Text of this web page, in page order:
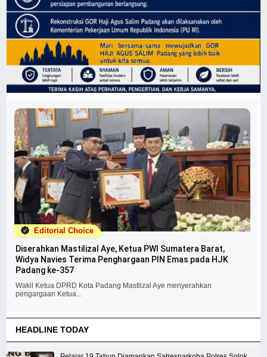
Editorial Choice
Diserahkan Mastilizal Aye, Ketua PWI Sumatera Barat,
Widya Navies Terima Penghargaan PIN Emas pada HJK
Padang ke-357
Wakil Ketua DPRD Kota Padang Mastlizal Aye menyerahkan
pengargaan Ketua...
HEADLINE TODAY